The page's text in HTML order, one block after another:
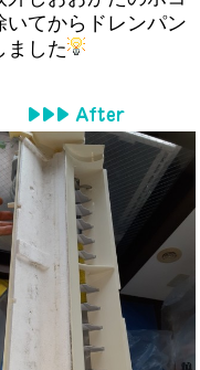
いてからドレンパン
ました